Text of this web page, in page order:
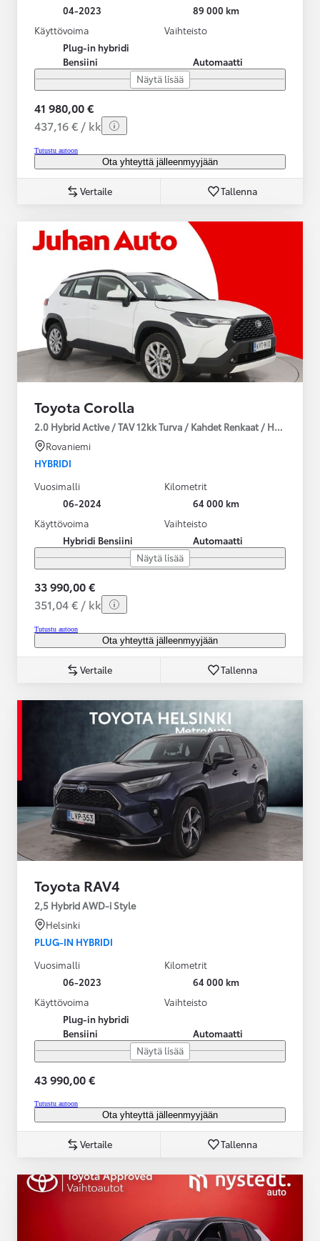
04-2023
89 000 km
Käyttövoima
Plug-in hybridi
Bensiini
Vaihteisto
Automaatti
Näytä lisää
41 980,00 €
437,16 € / kk
Tutustu autoon
Ota yhteyttä jälleenmyyjään
Vertaile Tallenna
Toyota Corolla
2.0 Hybrid Active / TAV 12kk Turva / Kahdet Renkaat /
Rovaniemi
HYBRIDI
Vuosimalli
06-2024
Kilometrit
64 000 km
Käyttövoima
Hybridi Bensiini
Vaihteisto
Automaatti
Näytä lisää
33 990,00 €
351,04 € / kk
Tutustu autoon
Ota yhteyttä jälleenmyyjään
Vertaile Tallenna
Toyota RAV4
2,5 Hybrid AWD-i Style
Helsinki
PLUG-IN HYBRIDI
Vuosimalli
06-2023
Kilometrit
64 000 km
Käyttövoima
Plug-in hybridi
Bensiini
Vaihteisto
Automaatti
Näytä lisää
43 990,00 €
Tutustu autoon
Ota yhteyttä jälleenmyyjään
Vertaile Tallenna